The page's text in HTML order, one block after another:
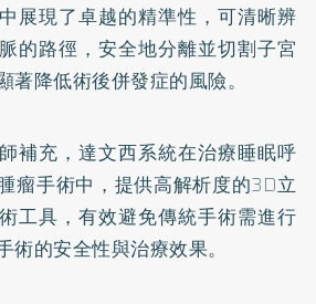
展現了卓越的精準性，可清晰辨
的路徑，安全地分離並切割子宮
著降低術後併發症的風險。
補充，達文西系統在治療睡眠呼
瘤手術中，提供高解析度的3D立
工具，有效避免傳統手術需進行
術的安全性與治療效果。